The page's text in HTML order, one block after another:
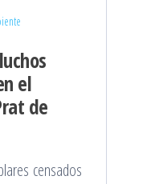
el
de
censados